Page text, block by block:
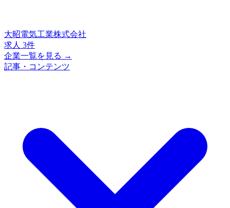
大昭電気工業株式会社
求人 3件
企業一覧を見る →
記事・コンテンツ